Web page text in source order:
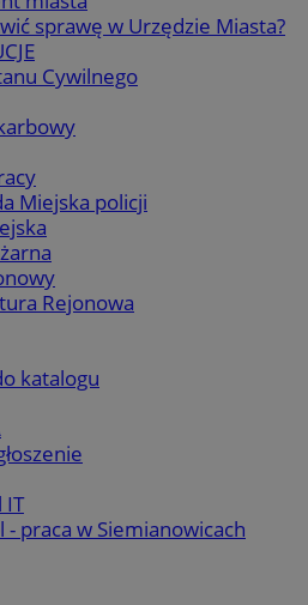
sprawę w Urzędzie Miasta?
Cywilnego
Miejska policji
Rejonowa
katalogu
IT
- praca w Siemianowicach